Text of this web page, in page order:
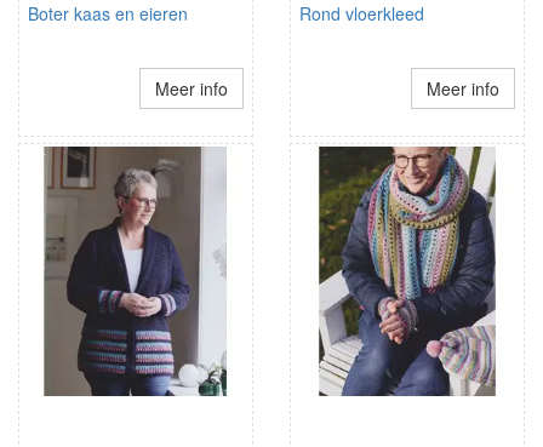
Boter kaas en eieren
Meer info
Rond vloerkleed
Meer info